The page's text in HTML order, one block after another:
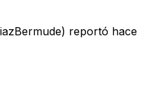
reportó hace